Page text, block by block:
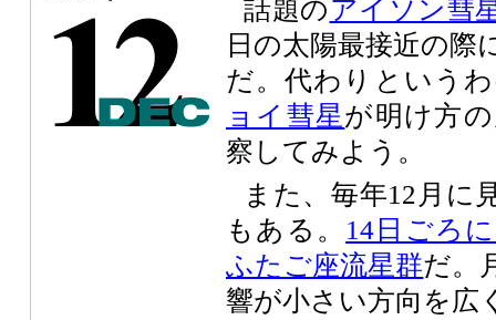
話題のアイソン彗
日の太陽最接近の際
だ。代わりという
ョイ彗星が明け方
察してみよう。
また、毎年12月に
もある。 14日ごろ
ふたご座流星群だ。
響が小さい方向を広